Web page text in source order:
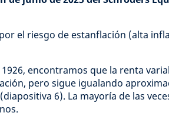
el riesgo de estanflación (alta
encontramos que la renta
pero sigue igualando
6). La mayoría de las